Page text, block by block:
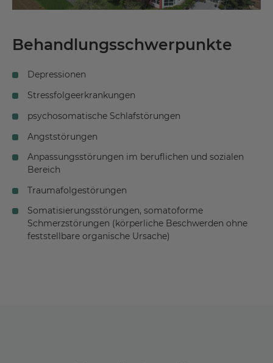
Behandlungsschwerpunkte
Depressionen
Stressfolgeerkrankungen
psychosomatische Schlafstörungen
Angststörungen
Anpassungsstörungen im beruflichen und sozialen
Bereich
Traumafolgestörungen
Somatisierungsstörungen, somatoforme
Schmerzstörungen (körperliche Beschwerden ohne
feststellbare organische Ursache)